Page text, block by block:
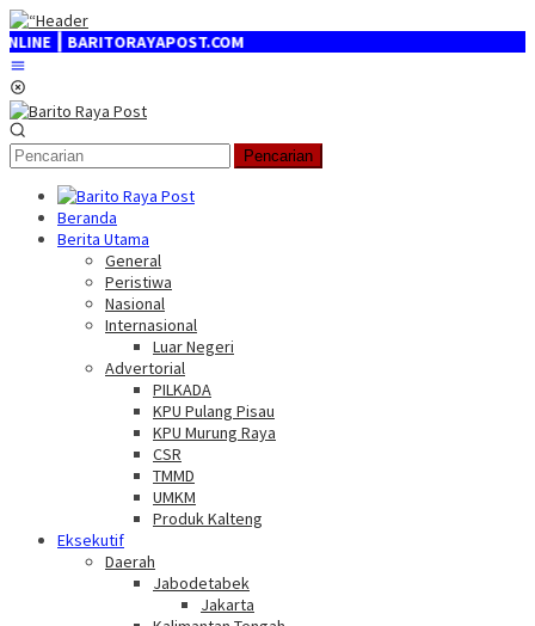
Loncat
ke
konten
┃ BARITORAYAPOST.COM
Pencarian
Beranda
Berita Utama
General
Peristiwa
Nasional
Internasional
Luar Negeri
Advertorial
PILKADA
KPU Pulang Pisau
KPU Murung Raya
CSR
TMMD
UMKM
Produk Kalteng
Eksekutif
Daerah
Jabodetabek
Jakarta